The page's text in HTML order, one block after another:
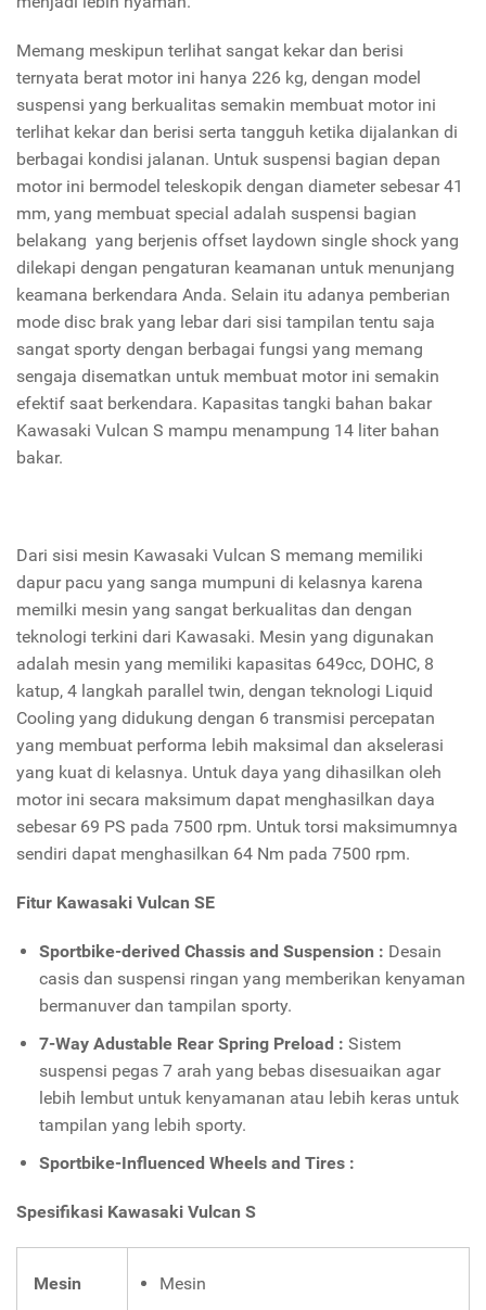
Memang meskipun terlihat sangat kekar dan berisi
ternyata berat motor ini hanya 226 kg, dengan model
suspensi yang berkualitas semakin membuat motor ini
terlihat kekar dan berisi serta tangguh ketika dijalankan di
berbagai kondisi jalanan. Untuk suspensi bagian depan
motor ini bermodel teleskopik dengan diameter sebesar 41
mm, yang membuat special adalah suspensi bagian
belakang yang berjenis offset laydown single shock yang
dilekapi dengan pengaturan keamanan untuk menunjang
keamana berkendara Anda. Selain itu adanya pemberian
mode disc brak yang lebar dari sisi tampilan tentu saja
sangat sporty dengan berbagai fungsi yang memang
sengaja disematkan untuk membuat motor ini semakin
efektif saat berkendara. Kapasitas tangki bahan bakar
Kawasaki Vulcan S mampu menampung 14 liter bahan
bakar.
Dari sisi mesin Kawasaki Vulcan S memang memiliki
dapur pacu yang sanga mumpuni di kelasnya karena
memilki mesin yang sangat berkualitas dan dengan
teknologi terkini dari Kawasaki. Mesin yang digunakan
adalah mesin yang memiliki kapasitas 649cc, DOHC, 8
katup, 4 langkah parallel twin, dengan teknologi Liquid
Cooling yang didukung dengan 6 transmisi percepatan
yang membuat performa lebih maksimal dan akselerasi
yang kuat di kelasnya. Untuk daya yang dihasilkan oleh
motor ini secara maksimum dapat menghasilkan daya
sebesar 69 PS pada 7500 rpm. Untuk torsi maksimumnya
sendiri dapat menghasilkan 64 Nm pada 7500 rpm.
Fitur Kawasaki Vulcan SE
Sportbike-derived Chassis and Suspension : Desain
casis dan suspensi ringan yang memberikan kenyaman
bermanuver dan tampilan sporty.
7-Way Adustable Rear Spring Preload : Sistem
suspensi pegas 7 arah yang bebas disesuaikan agar
lebih lembut untuk kenyamanan atau lebih keras untuk
tampilan yang lebih sporty.
Sportbike-Influenced Wheels and Tires :
Spesifikasi Kawasaki Vulcan S
Mesin
Mesin